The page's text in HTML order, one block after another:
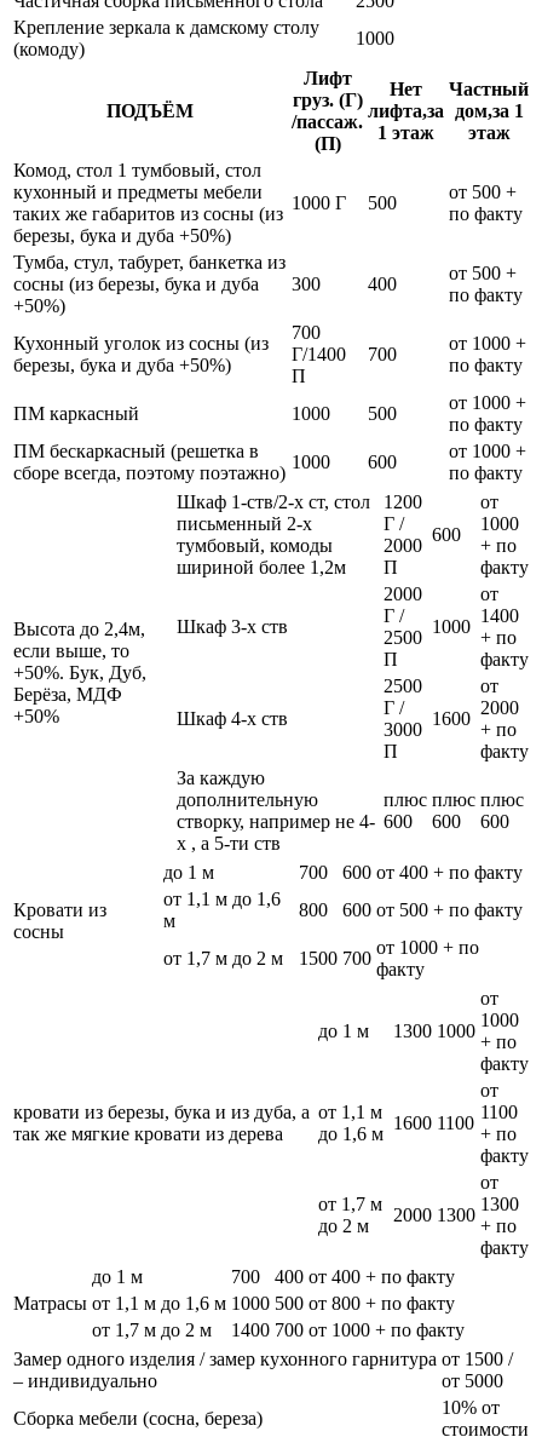
Крепление зеркала к дамскому столу
(комоду)
1000
ПОДЪЁМ
Лифт
груз. (Г)
/пассаж.
(П)
Нет
лифта,за
1 этаж
Частный
дом,за 1
этаж
Комод, стол 1 тумбовый, стол
кухонный и предметы мебели
таких же габаритов из сосны (из
березы, бука и дуба +50%)
1000 Г 500
от 500 +
по факту
Тумба, стул, табурет, банкетка из
сосны (из березы, бука и дуба
+50%)
300 400
от 500 +
по факту
Кухонный уголок из сосны (из
березы, бука и дуба +50%)
700
Г/1400
П
700
от 1000 +
по факту
ПМ каркасный 1000 500
от 1000 +
по факту
ПМ бескаркасный (решетка в
сборе всегда, поэтому поэтажно)
1000 600
от 1000 +
по факту
Высота до 2,4м,
если выше, то
+50%. Бук, Дуб,
Берёза, МДФ
+50%
Шкаф 1-ств/2-х ст, стол
письменный 2-х
тумбовый, комоды
шириной более 1,2м
1200
Г /
2000
П
600
от
1000
+ по
факту
Шкаф 3-х ств
2000
Г /
2500
П
1000
от
1400
+ по
факту
Шкаф 4-х ств
2500
Г /
3000
П
1600
от
2000
+ по
факту
За каждую
дополнительную
створку, например не 4-
х , а 5-ти ств
плюс
600
плюс
600
плюс
600
Кровати из
сосны
до 1 м 700 600 от 400 + по факту
от 1,1 м до 1,6
м
800 600 от 500 + по факту
от 1,7 м до 2 м 1500 700
от 1000 + по
факту
кровати из березы, бука и из дуба, а
так же мягкие кровати из дерева
до 1 м 1300 1000
от
1000
+ по
факту
от 1,1 м
до 1,6 м
1600 1100
от
1100
+ по
факту
от 1,7 м
до 2 м
2000 1300
от
1300
+ по
факту
Матрасы
до 1 м 700 400 от 400 + по факту
от 1,1 м до 1,6 м 1000 500 от 800 + по факту
от 1,7 м до 2 м
1400 700 от 1000 + по факту
Замер одного изделия / замер кухонного гарнитура
– индивидуально
от 1500 /
от 5000
Сборка мебели (сосна, береза)
10% от
стоимости